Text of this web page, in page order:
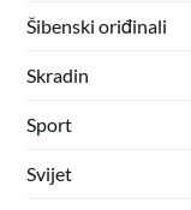
Šibenski oriđinali
Skradin
Sport
Svijet